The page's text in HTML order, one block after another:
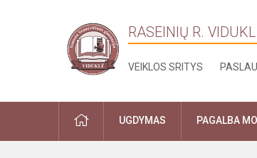
RASEINIŲ R.
VEIKLOS SRITYS
PRADŽIAUGDYMAS PAGALBA